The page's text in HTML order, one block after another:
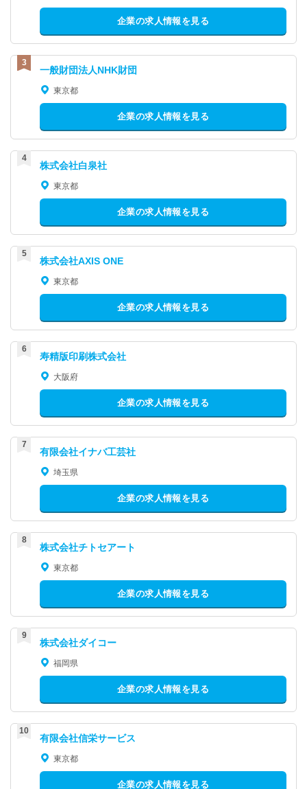
企業の求人情報を見る
一般財団法人NHK財団
東京都
企業の求人情報を見る
株式会社白泉社
東京都
企業の求人情報を見る
株式会社AXIS ONE
東京都
企業の求人情報を見る
寿精版印刷株式会社
大阪府
企業の求人情報を見る
有限会社イナバ工芸社
埼玉県
企業の求人情報を見る
株式会社チトセアート
東京都
企業の求人情報を見る
株式会社ダイコー
福岡県
企業の求人情報を見る
有限会社信栄サービス
東京都
企業の求人情報を見る